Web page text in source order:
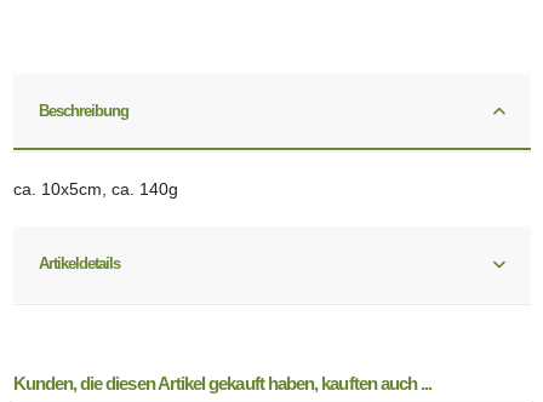
Beschreibung
ca. 10x5cm, ca. 140g
Artikeldetails
Kunden, die diesen Artikel gekauft haben, kauften auch ...